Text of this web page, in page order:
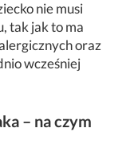
nie musi
tak jak to ma
oraz
wcześniej
– na czym